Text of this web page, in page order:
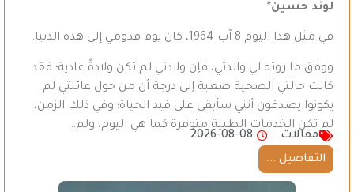
لوند حسين*
في مثل هذا اليوم 8 آب 1964، كان يوم قدومي إلى هذه الدنيا.
ووفق ما روته لي والدتي، فإن ولادتي لم تكن ولادةً عادية؛ فقد
كانت حالتي الصحية صعبة إلى درجة أن من حول عائلتي لم
يكونوا يصدقون أنني سأبقى على قيد الحياة؛ وفي ذلك الزمن،
لم تكن الخدمات الطبية متوفرة كما هي اليوم، ولم…
مقالات
2026-08-08
التفاصيل ...